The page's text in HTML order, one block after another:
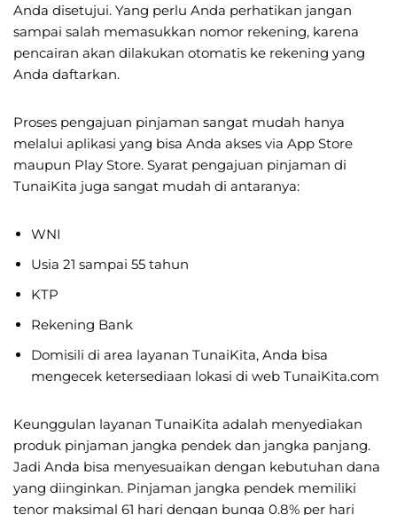
Anda disetujui. Yang perlu Anda perhatikan jangan
sampai salah memasukkan nomor rekening, karena
pencairan akan dilakukan otomatis ke rekening yang
Anda daftarkan.
Proses pengajuan pinjaman sangat mudah hanya
melalui aplikasi yang bisa Anda akses via App Store
maupun Play Store. Syarat pengajuan pinjaman di
TunaiKita juga sangat mudah di antaranya:
WNI
Usia 21 sampai 55 tahun
KTP
Rekening Bank
Domisili di area layanan TunaiKita, Anda bisa
mengecek ketersediaan lokasi di web TunaiKita.com
Keunggulan layanan TunaiKita adalah menyediakan
produk pinjaman jangka pendek dan jangka panjang.
Jadi Anda bisa menyesuaikan dengan kebutuhan dana
yang diinginkan. Pinjaman jangka pendek memiliki
tenor maksimal 61 hari dengan bunga 0.8% per hari